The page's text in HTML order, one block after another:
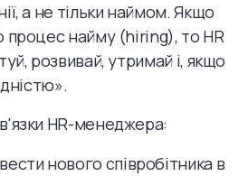
а не тільки наймом. Якщо
процес найму (hiring), то HR
розвивай, утримай і, якщо
HR-менеджера:
нового співробітника в